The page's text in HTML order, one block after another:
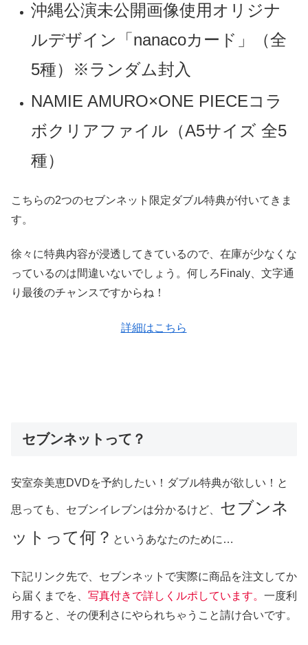
沖縄公演未公開画像使用オリジナ
ルデザイン「nanacoカード」（全
5種）※ランダム封入
NAMIE AMURO×ONE PIECEコラ
ボクリアファイル（A5サイズ 全5
種）
こちらの2つのセブンネット限定ダブル特典が付いてきま
す。
徐々に特典内容が浸透してきているので、在庫が少なくな
っているのは間違いないでしょう。何しろFinaly、文字通
り最後のチャンスですからね！
詳細はこちら
セブンネットって？
安室奈美恵DVDを予約したい！ダブル特典が欲しい！と
思っても、セブンイレブンは分かるけど、 セブンネ
ットって何？ というあなたのために…
下記リンク先で、セブンネットで実際に商品を注文してか
ら届くまでを、 写真付きで詳しくルポしています。 一度利
用すると、その便利さにやられちゃうこと請け合いです。